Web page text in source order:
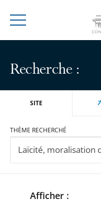
Menu
Recherche :
SITE
THÈME RECHERCHÉ
Passer
PasserAfficher :